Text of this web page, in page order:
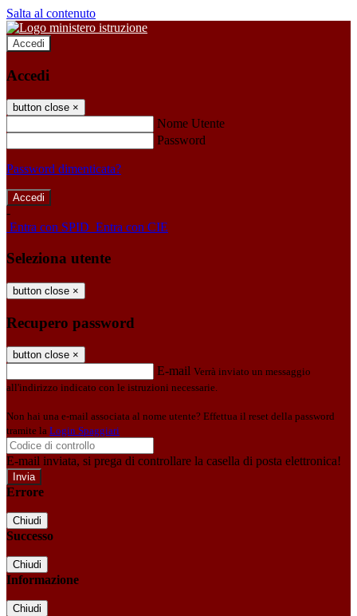
Salta al contenuto
Accedi
Accedi
button close ×
Nome Utente
Password
Password dimenticata?
-
Entra con SPID Entra con CIE
Seleziona utente
button close ×
Recupero password
button close ×
E-mail Verrà inviato un messaggio
all'indirizzo indicato con le istruzioni necessarie.
Non hai una e-mail associata al nome utente? Effettua il reset della password
tramite la Login Spaggiari
E-mail inviata, si prega di controllare la casella di posta elettronica!
Errore
Chiudi
Successo
Chiudi
Informazione
Chiudi